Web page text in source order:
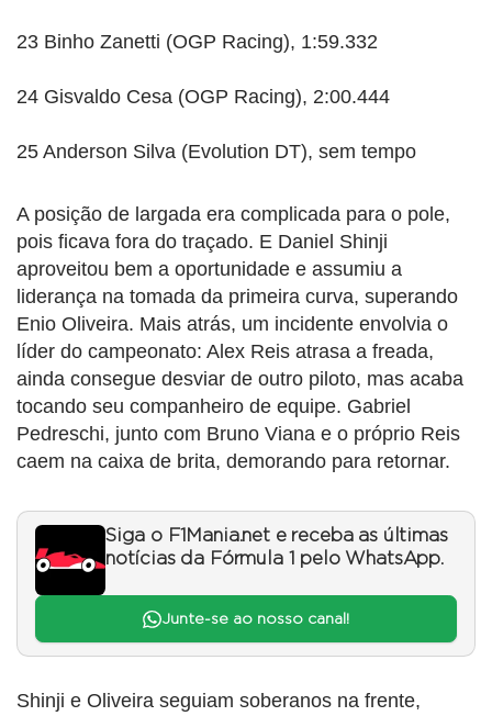
23 Binho Zanetti (OGP Racing), 1:59.332
24 Gisvaldo Cesa (OGP Racing), 2:00.444
25 Anderson Silva (Evolution DT), sem tempo
A posição de largada era complicada para o pole,
pois ficava fora do traçado. E Daniel Shinji
aproveitou bem a oportunidade e assumiu a
liderança na tomada da primeira curva, superando
Enio Oliveira. Mais atrás, um incidente envolvia o
líder do campeonato: Alex Reis atrasa a freada,
ainda consegue desviar de outro piloto, mas acaba
tocando seu companheiro de equipe. Gabriel
Pedreschi, junto com Bruno Viana e o próprio Reis
caem na caixa de brita, demorando para retornar.
Siga o F1Mania.net e receba as últimas
notícias da Fórmula 1 pelo WhatsApp.
Junte-se ao nosso canal!
Shinji e Oliveira seguiam soberanos na frente,